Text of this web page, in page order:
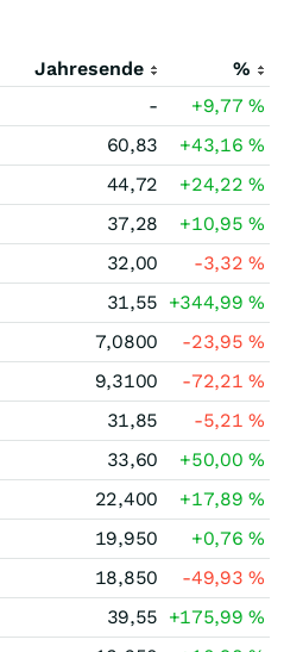
Jahresende
%
- +9,77%
60,83 +43,16%
44,72 +24,22%
37,28 +10,95%
32,00 -3,32%
31,55 +344,99%
7,0800 -23,95%
9,3100 -72,21%
31,85 -5,21%
33,60 +50,00%
22,400 +17,89%
19,950 +0,76%
18,850 -49,93%
39,55 +175,99%